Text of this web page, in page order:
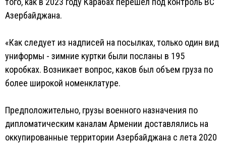
Азербайджана.
«Как следует из надписей на посылках, только один вид
униформы - зимние куртки были посланы в 195
коробках. Возникает вопрос, каков был объем груза по
более широкой номенклатуре.
Предположительно, грузы военного назначения по
дипломатическим каналам Армении доставлялись на
оккупированные территории Азербайджана с лета 2020